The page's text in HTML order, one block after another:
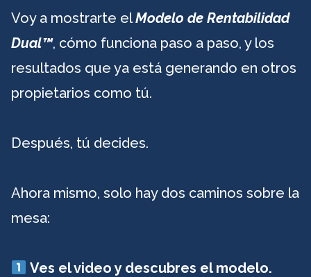
Voy a mostrarte elModelo de Rentabilidad
Dual™, cómo funciona paso a paso, y los
resultados que ya está generando en otros
propietarios como tú.
Después, tú decides.
Ahora mismo, solo hay dos caminos sobre la
mesa:
Ves el video y descubres el modelo.